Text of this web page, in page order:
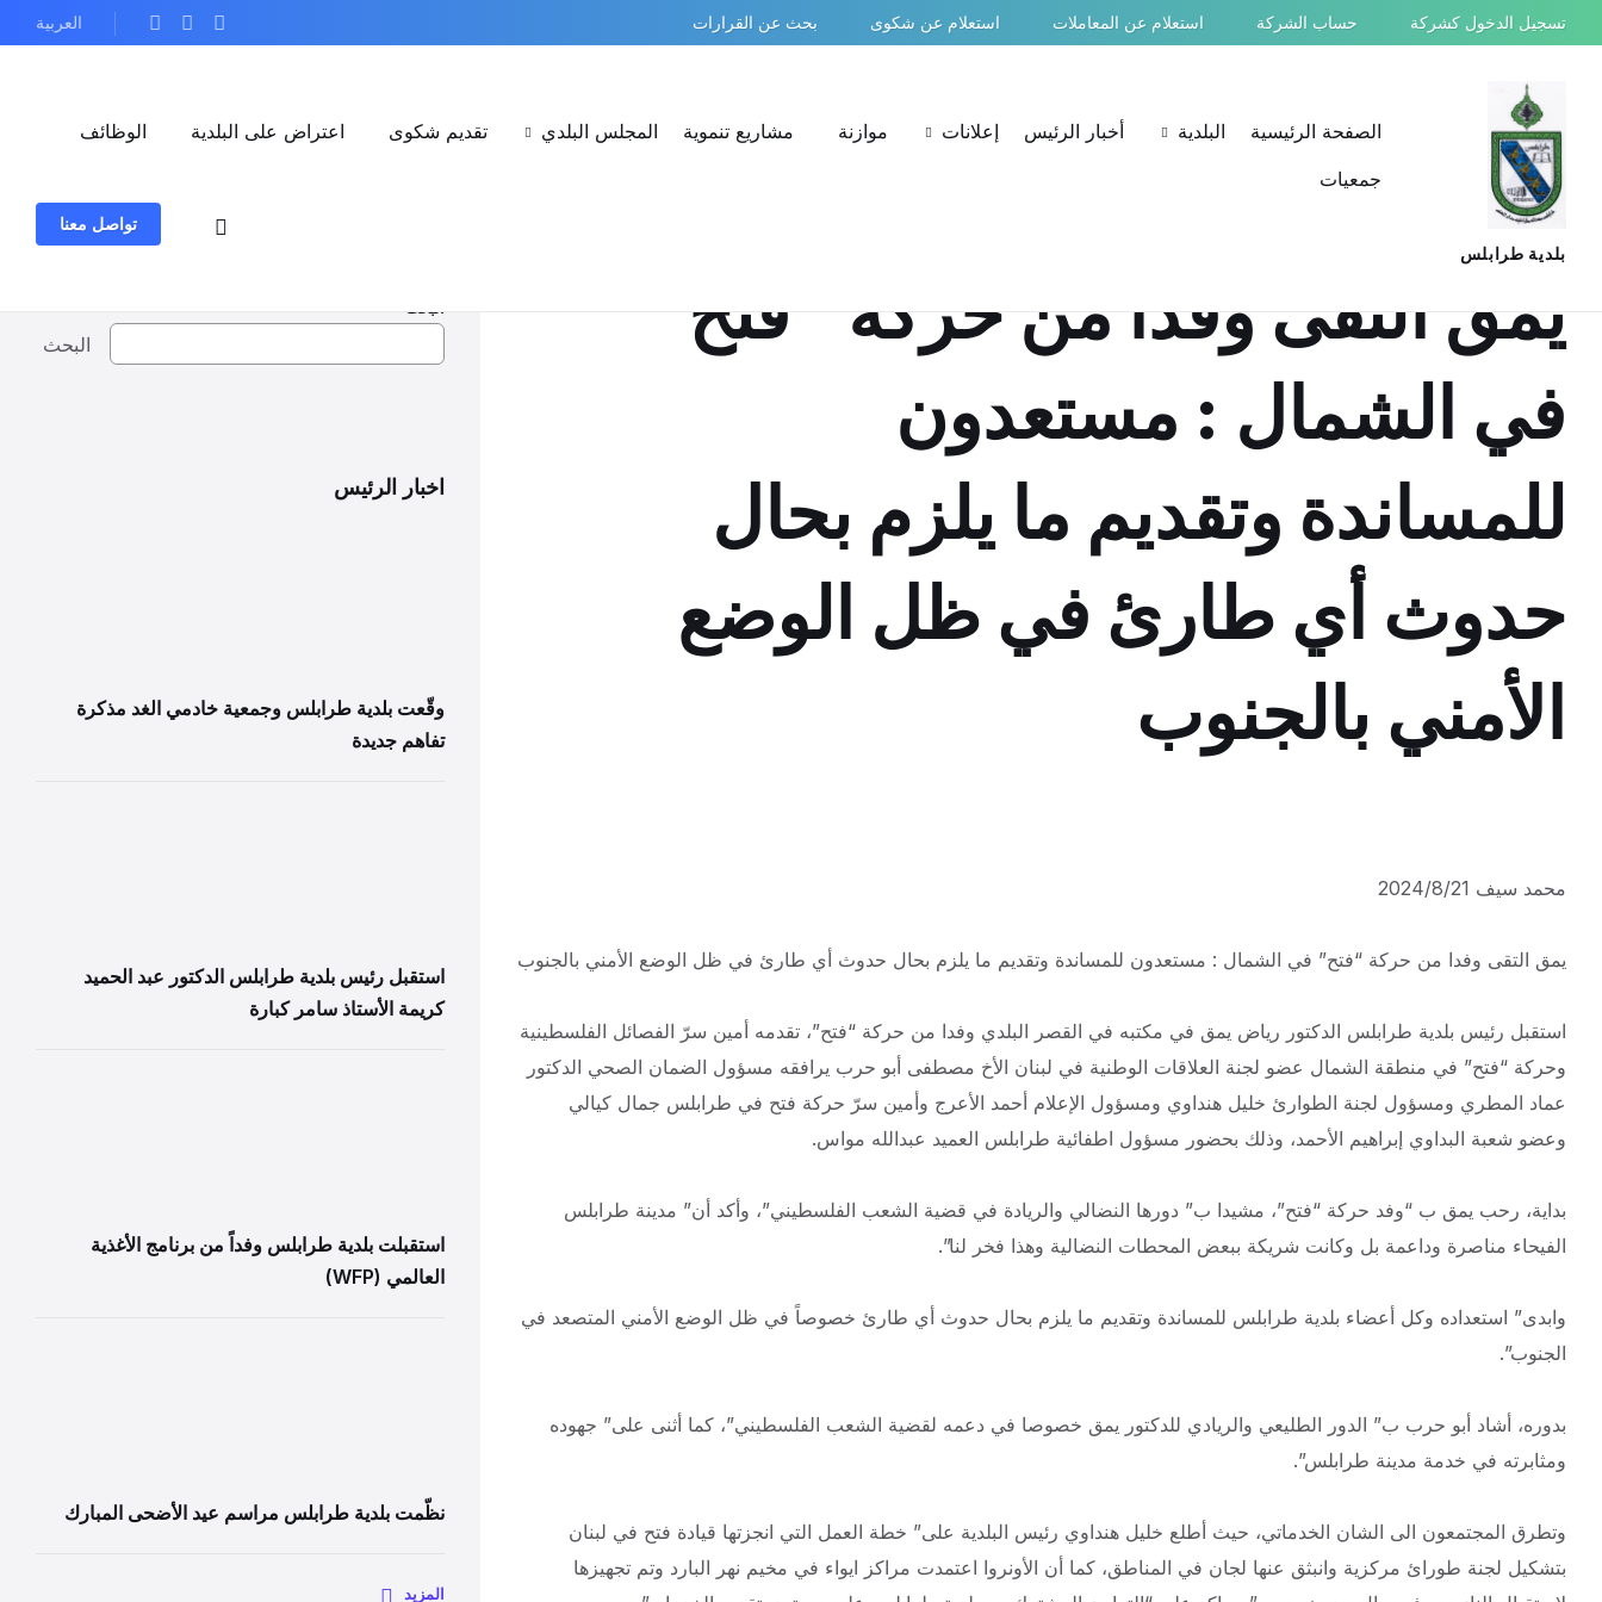
content
main
footer
العربية تسجيل الدخول كشركة حساب الشركة استعلام عن المعاملات استعلام عن شكوى بحث عن القرارات
بلدية طرابلس
الصفحة الرئيسية البلدية أخبار الرئيس إعلانات موازنة مشاريع تنموية المجلس البلدي تقديم شكوى اعتراض على البلدية
الوظائف
جمعيات
تواصل معنا
يمق التقى وفدا من حركة “فتح”
في الشمال : مستعدون
للمساندة وتقديم ما يلزم بحال
حدوث أي طارئ في ظل الوضع
الأمني بالجنوب
محمد سيف 2024/8/21
يمق التقى وفدا من حركة “فتح” في الشمال : مستعدون للمساندة وتقديم ما يلزم بحال حدوث أي طارئ في ظل الوضع الأمني بالجنوب
استقبل رئيس بلدية طرابلس الدكتور رياض يمق في مكتبه في القصر البلدي وفدا من حركة “فتح”، تقدمه أمين سرّ الفصائل الفلسطينية
وحركة “فتح” في منطقة الشمال عضو لجنة العلاقات الوطنية في لبنان الأخ مصطفى أبو حرب يرافقه مسؤول الضمان الصحي الدكتور
عماد المطري ومسؤول لجنة الطوارئ خليل هنداوي ومسؤول الإعلام أحمد الأعرج وأمين سرّ حركة فتح في طرابلس جمال كيالي
وعضو شعبة البداوي إبراهيم الأحمد، وذلك بحضور مسؤول اطفائية طرابلس العميد عبدالله مواس.
بداية، رحب يمق ب “وفد حركة “فتح”، مشيدا ب” دورها النضالي والريادة في قضية الشعب الفلسطيني”، وأكد أن” مدينة طرابلس
الفيحاء مناصرة وداعمة بل وكانت شريكة ببعض المحطات النضالية وهذا فخر لنا”.
وابدى” استعداده وكل أعضاء بلدية طرابلس للمساندة وتقديم ما يلزم بحال حدوث أي طارئ خصوصاً في ظل الوضع الأمني المتصعد في
الجنوب”.
بدوره، أشاد أبو حرب ب” الدور الطليعي والريادي للدكتور يمق خصوصا في دعمه لقضية الشعب الفلسطيني”، كما أثنى على” جهوده
ومثابرته في خدمة مدينة طرابلس”.
وتطرق المجتمعون الى الشان الخدماتي، حيث أطلع خليل هنداوي رئيس البلدية على” خطة العمل التي انجزتها قيادة فتح في لبنان
بتشكيل لجنة طورائ مركزية وانبثق عنها لجان في المناطق، كما أن الأونروا اعتمدت مراكز ايواء في مخيم نهر البارد وتم تجهيزها
البحث
اخبار الرئيس
وقّعت بلدية طرابلس وجمعية خادمي الغد مذكرة
تفاهم جديدة
استقبل رئيس بلدية طرابلس الدكتور عبد الحميد
كريمة الأستاذ سامر كبارة
استقبلت بلدية طرابلس وفداً من برنامج الأغذية
العالمي (WFP)
نظّمت بلدية طرابلس مراسم عيد الأضحى المبارك
المزيد